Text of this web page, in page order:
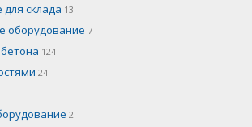
склада 13
оборудование 7
124
24
2